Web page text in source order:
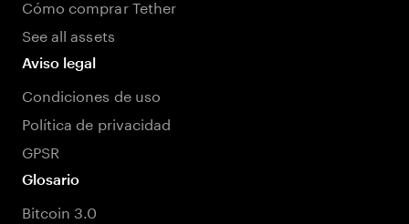
Cómo comprar Tether
See all assets
Aviso legal
Condiciones de uso
Política de privacidad
GPSR
Glosario
Bitcoin 3.0